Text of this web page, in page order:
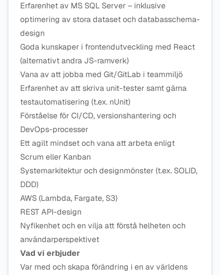
Erfarenhet av MS SQL Server – inklusive
optimering av stora dataset och databasschema-
design
Goda kunskaper i frontendutveckling med React
(alternativt andra JS-ramverk)
Vana av att jobba med Git/GitLab i teammiljö
Erfarenhet av att skriva unit-tester samt gärna
testautomatisering (t.ex. nUnit)
Förståelse för CI/CD, versionshantering och
DevOps-processer
Ett agilt mindset och vana att arbeta enligt
Scrum eller Kanban
Systemarkitektur och designmönster (t.ex. SOLID,
DDD)
AWS (Lambda, Fargate, S3)
REST API-design
Nyfikenhet och en vilja att förstå helheten och
användarperspektivet
Vad vi erbjuder
Var med och skapa förändring i en av världens